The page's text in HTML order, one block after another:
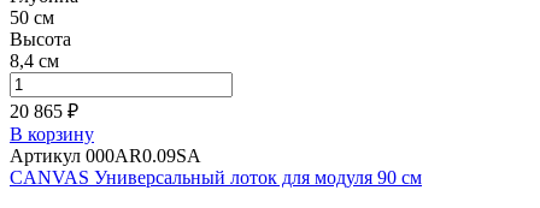
50 см
Высота
8,4 см
20 865 ₽
В корзину
Артикул 000AR0.09SA
CANVAS Универсальный лоток для модуля 90 см